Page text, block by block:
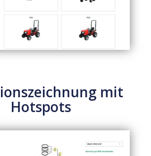
mit
Hotspots